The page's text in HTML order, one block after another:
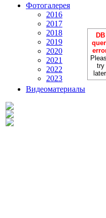
Фотогалерея
2016
2017
2018
2019
2020
2021
2022
2023
Видеоматериалы
DB
try
later.